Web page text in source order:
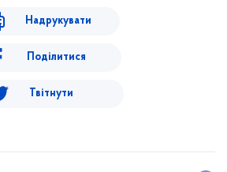
Надрукувати
Поділитися
Твітнути